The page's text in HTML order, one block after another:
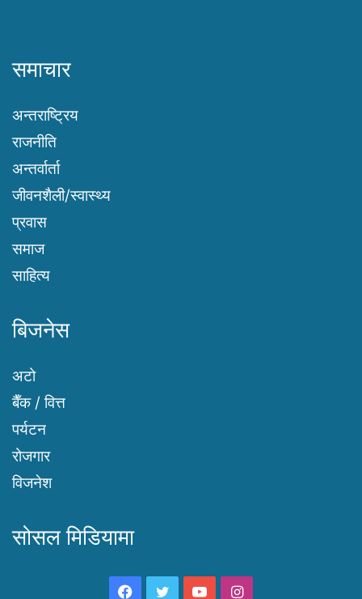
समाचार
अन्तराष्ट्रिय
राजनीति
अन्तर्वार्ता
जीवनशैली/स्वास्थ्य
प्रवास
समाज
साहित्य
बिजनेस
अटो
बैँक / वित्त
पर्यटन
रोजगार
विजनेश
सोसल मिडियामा
Facebook
TwitterYouTubeInstagram